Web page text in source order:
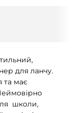
для ланчу.
та має
школи,